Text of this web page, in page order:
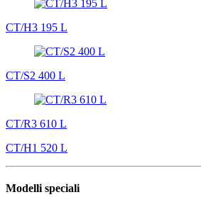
CT/H3 195 L
CT/S2 400 L
CT/R3 610 L
CT/H1 520 L
Modelli speciali